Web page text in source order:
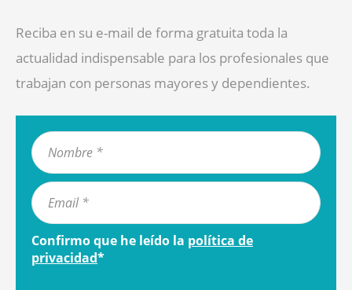
Reciba en su e-mail de forma gratuita toda la
actualidad indispensable para los profesionales que
trabajan con personas mayores y dependientes.
Confirmo que he leído la política de
privacidad*